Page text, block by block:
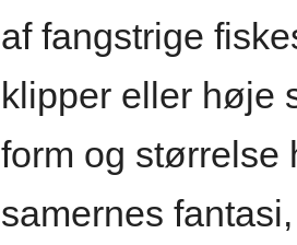
af fangstrige
klipper eller høje
form og størrelse
samernes